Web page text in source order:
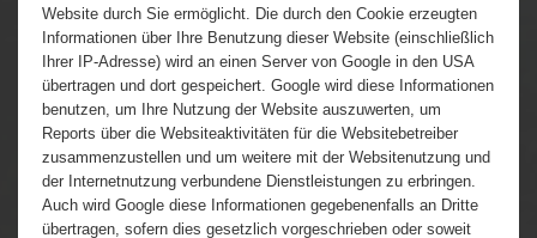
Website durch Sie ermöglicht. Die durch den Cookie erzeugten
Informationen über Ihre Benutzung dieser Website (einschließlich
Ihrer IP-Adresse) wird an einen Server von Google in den USA
übertragen und dort gespeichert. Google wird diese Informationen
benutzen, um Ihre Nutzung der Website auszuwerten, um
Reports über die Websiteaktivitäten für die Websitebetreiber
zusammenzustellen und um weitere mit der Websitenutzung und
der Internetnutzung verbundene Dienstleistungen zu erbringen.
Auch wird Google diese Informationen gegebenenfalls an Dritte
übertragen, sofern dies gesetzlich vorgeschrieben oder soweit